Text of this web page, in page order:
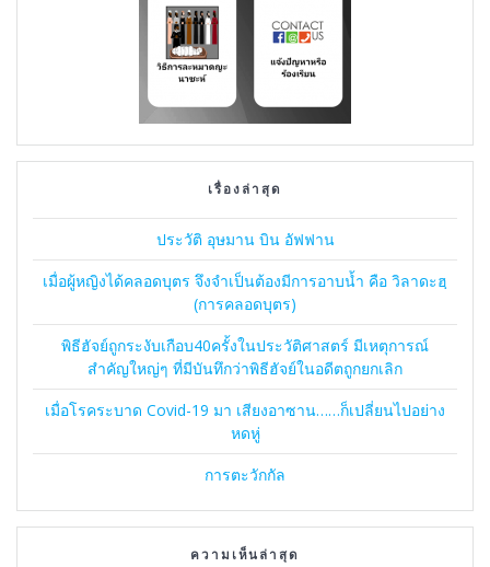
เรื่องล่าสุด
ประวัติ อุษมาน บิน อัฟฟาน
เมื่อผู้หญิงได้คลอดบุตร จึงจำเป็นต้องมีการอาบน้ำ คือ วิลาดะฮฺ
(การคลอดบุตร)
พิธีฮัจย์ถูกระงับเกือบ40ครั้งในประวัติศาสตร์ มีเหตุการณ์
สำคัญใหญ่ๆ ที่มีบันทึกว่าพิธีฮัจย์ในอดีตถูกยกเลิก
เมื่อโรคระบาด Covid-19 มา เสียงอาซาน……ก็เปลี่ยนไปอย่าง
หดหู่
การตะวักกัล
ความเห็นล่าสุด